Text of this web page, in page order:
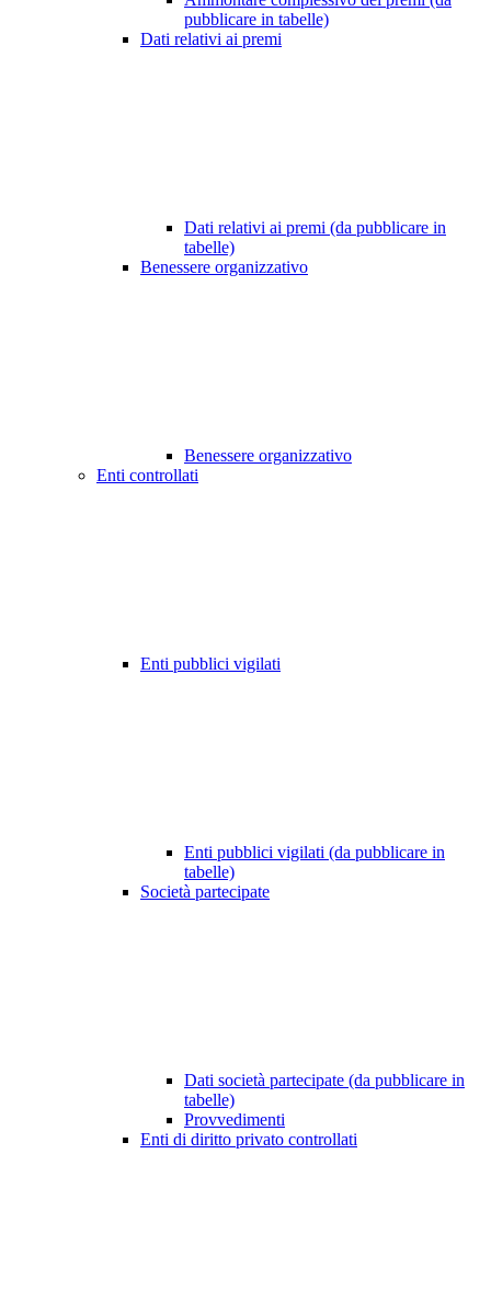
pubblicare in tabelle)
Dati relativi ai premi
Dati relativi ai premi (da pubblicare in
tabelle)
Benessere organizzativo
Benessere organizzativo
Enti controllati
Enti pubblici vigilati
Enti pubblici vigilati (da pubblicare in
tabelle)
Società partecipate
Dati società partecipate (da pubblicare in
tabelle)
Provvedimenti
Enti di diritto privato controllati